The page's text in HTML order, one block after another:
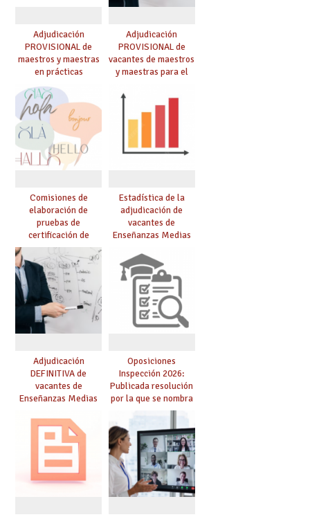
Adjudicación
PROVISIONAL de
maestros y maestras
en prácticas
Adjudicación
PROVISIONAL de
vacantes de maestros
y maestras para el
Comisiones de
elaboración de
pruebas de
certificación de
competencia
lingüística: publicada
resolución definitiva
Estadística de la
adjudicación de
vacantes de
Enseñanzas Medias
Adjudicación
DEFINITIVA de
vacantes de
Enseñanzas Medias
Oposiciones
Inspección 2026:
Publicada resolución
por la que se nombra
funcionarios/as en
prácticas, se regulan
dichas prácticas y se
convoca acto público
de adjudicación